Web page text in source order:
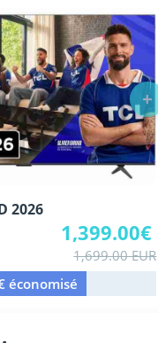
2026
1,399.00€
1,699.00 EUR
économisé
+